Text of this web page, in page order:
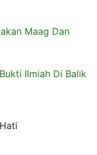
Maag Dan
Ilmiah Di Balik